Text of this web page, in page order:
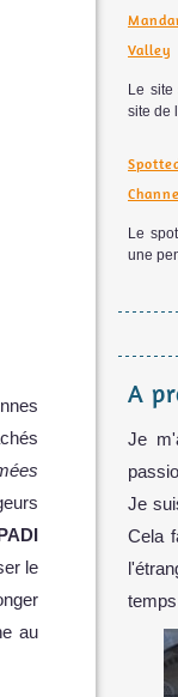
le
au
Valley
Le site
site de
Le
une
A
Je
Je
Cela